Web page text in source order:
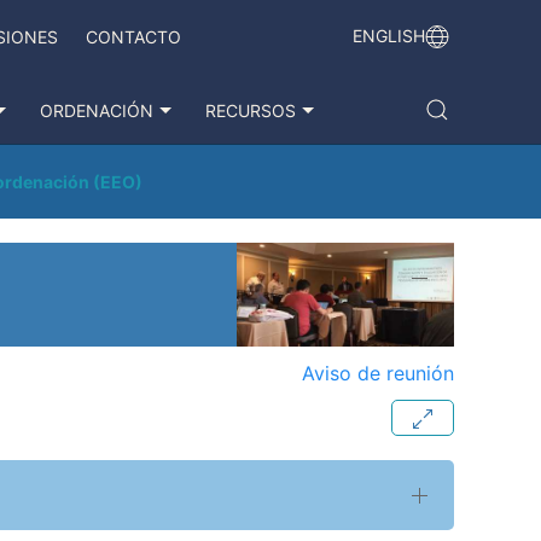
CONTACTO ENGLISH
ORDENACIÓN RECURSOS
(EEO)
Aviso de reunión